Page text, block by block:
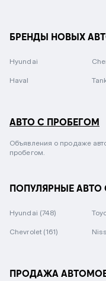
БРЕНДЫ НОВЫХ
Hyundai
Haval
АВТО С ПРОБЕГОМ
Объявления о продаже
пробегом.
ПОПУЛЯРНЫЕ АВТО
Hyundai (748)
Chevrolet (161)
ПРОДАЖА